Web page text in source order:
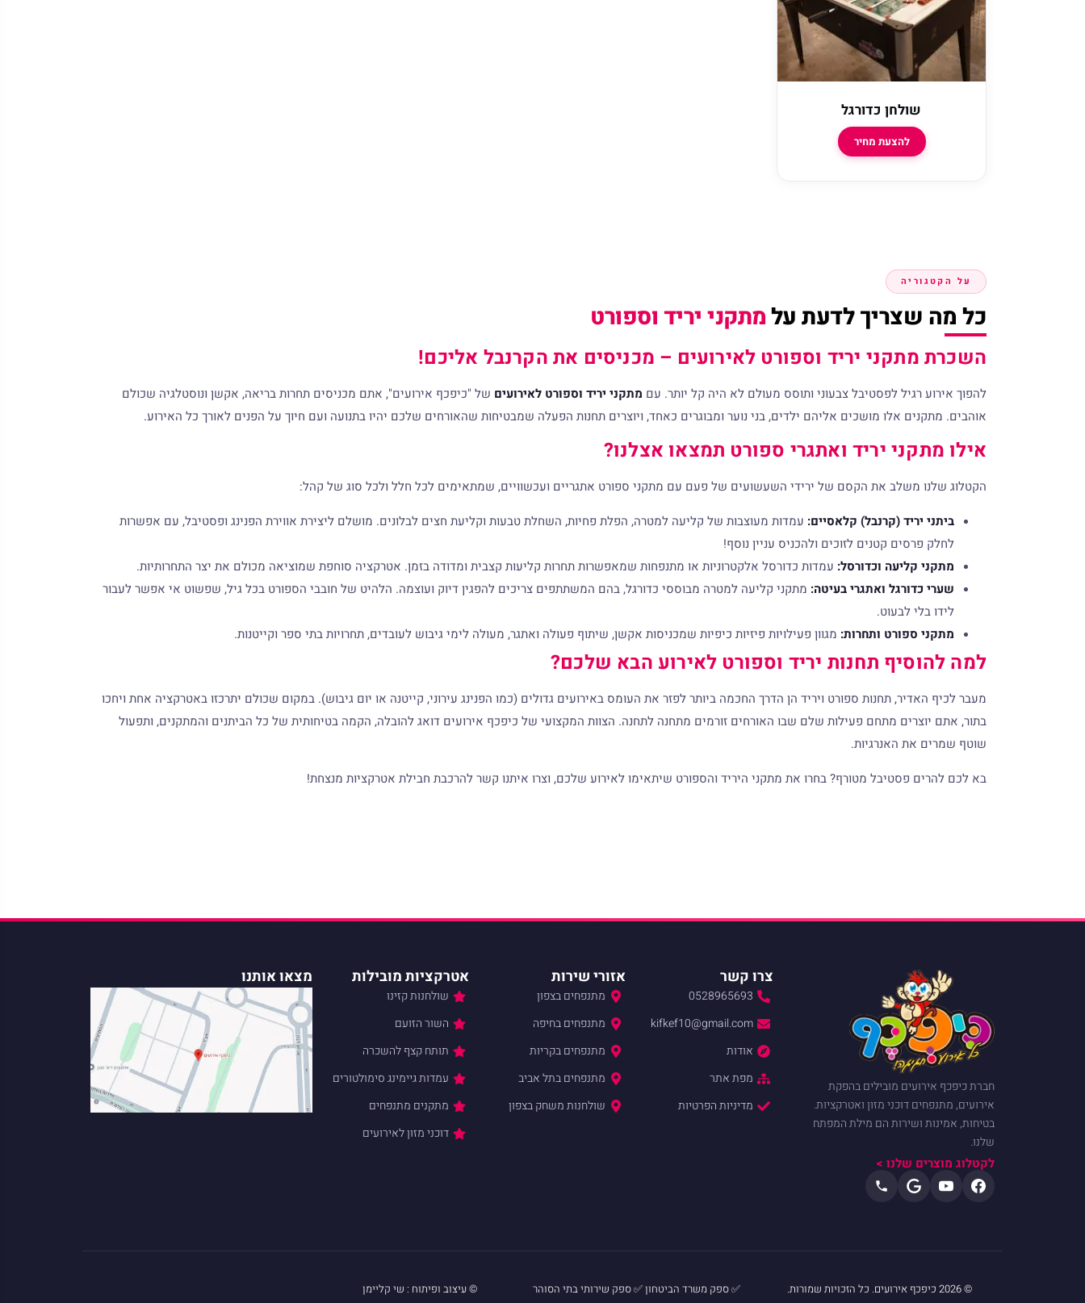
שולחן כדורגל
להצעת מחיר
על הקטגוריה
כל מה שצריך לדעת עלמתקני יריד וספורט
השכרת מתקני יריד וספורט לאירועים – מכניסים את הקרנבל אליכם!
להפוך אירוע רגיל לפסטיבל צבעוני ותוסס מעולם לא היה קל יותר. עם מתקני יריד וספורט לאירועים של "כיפכף אירועים", אתם מכניסים תחרות בריאה, אקשן ונוסטלגיה שכולם
אוהבים. מתקנים אלו מושכים אליהם ילדים, בני נוער ומבוגרים כאחד, ויוצרים תחנות הפעלה שמבטיחות שהאורחים שלכם יהיו בתנועה ועם חיוך על הפנים לאורך כל האירוע.
אילו מתקני יריד ואתגרי ספורט תמצאו אצלנו?
הקטלוג שלנו משלב את הקסם של ירידי השעשועים של פעם עם מתקני ספורט אתגריים ועכשוויים, שמתאימים לכל חלל ולכל סוג של קהל:
ביתני יריד (קרנבל) קלאסיים: עמדות מעוצבות של קליעה למטרה, הפלת פחיות, השחלת טבעות וקליעת חצים לבלונים. מושלם ליצירת אווירת הפנינג ופסטיבל, עם אפשרות
לחלק פרסים קטנים לזוכים ולהכניס עניין נוסף!
מתקני קליעה וכדורסל: עמדות כדורסל אלקטרוניות או מתנפחות שמאפשרות תחרות קליעות קצבית ומדודה בזמן. אטרקציה סוחפת שמוציאה מכולם את יצר התחרותיות.
שערי כדורגל ואתגרי בעיטה: מתקני קליעה למטרה מבוססי כדורגל, בהם המשתתפים צריכים להפגין דיוק ועוצמה. הלהיט של חובבי הספורט בכל גיל, שפשוט אי אפשר לעבור
לידו בלי לבעוט.
מתקני ספורט ותחרות: מגוון פעילויות פיזיות כיפיות שמכניסות אקשן, שיתוף פעולה ואתגר, מעולה לימי גיבוש לעובדים, תחרויות בתי ספר וקייטנות.
למה להוסיף תחנות יריד וספורט לאירוע הבא שלכם?
מעבר לכיף האדיר, תחנות ספורט ויריד הן הדרך החכמה ביותר לפזר את העומס באירועים גדולים (כמו הפנינג עירוני, קייטנה או יום גיבוש). במקום שכולם יתרכזו באטרקציה אחת ויחכו
בתור, אתם יוצרים מתחם פעילות שלם שבו האורחים זורמים מתחנה לתחנה. הצוות המקצועי של כיפכף אירועים דואג להובלה, הקמה בטיחותית של כל הביתנים והמתקנים, ותפעול
שוטף שמרים את האנרגיות.
בא לכם להרים פסטיבל מטורף? בחרו את מתקני היריד והספורט שיתאימו לאירוע שלכם, וצרו איתנו קשר להרכבת חבילת אטרקציות מנצחת!
חברת כיפכף אירועים מובילים בהפקת
אירועים, מתנפחים דוכני מזון ואטרקציות.
בטיחות, אמינות ושירות הם מילת המפתח
שלנו.
לקטלוג מוצרים שלנו >
צרו קשר
0528965693
kifkef10@gmail.com
אודות
מפת אתר
מדיניות הפרטיות
אזורי שירות
מתנפחים בצפון
מתנפחים בחיפה
מתנפחים בקריות
מתנפחים בתל אביב
שולחנות משחק בצפון
אטרקציות מובילות
שולחנות קזינו
השור הזועם
תותח קצף להשכרה
עמדות גיימינג סימולטורים
מתקנים מתנפחים
דוכני מזון לאירועים
מצאו אותנו
© 2026 כיפכף אירועים. כל הזכויות שמורות. ✅ ספק משרד הביטחון ✅ ספק שירותי בתי הסוהר © עיצוב ופיתוח : שי קליימן